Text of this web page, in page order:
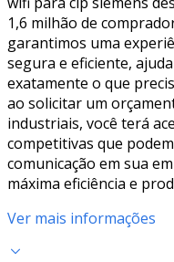
1,6 milhão de
garantimos uma
segura e eficiente,
exatamente o que
ao solicitar um
industriais, você terá
competitivas que
comunicação em sua
máxima eficiência e
Ver mais informações